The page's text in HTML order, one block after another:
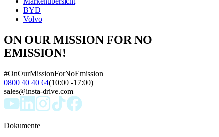
BYD
Volvo
ON OUR MISSION FOR NO
EMISSION!
#OnOurMissionForNoEmission
0800 40 40 64(10:00 -17:00)
sales@insta-drive.com
Dokumente